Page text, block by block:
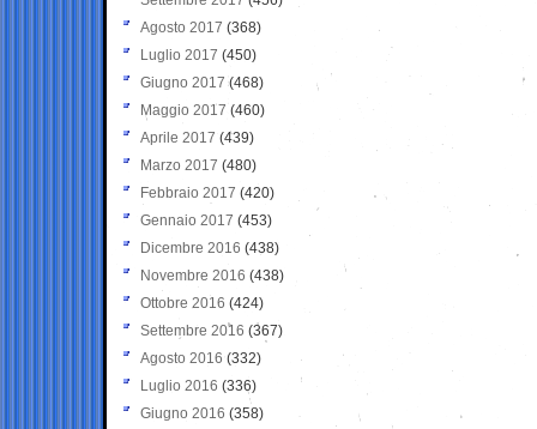
Agosto 2017 (368)
Luglio 2017 (450)
Giugno 2017 (468)
Maggio 2017 (460)
Aprile 2017 (439)
Marzo 2017 (480)
Febbraio 2017 (420)
Gennaio 2017 (453)
Dicembre 2016 (438)
Novembre 2016 (438)
Ottobre 2016 (424)
Settembre 2016 (367)
Agosto 2016 (332)
Luglio 2016 (336)
Giugno 2016 (358)